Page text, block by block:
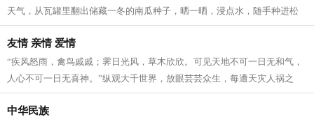
天气，从瓦罐里翻出储藏一冬的南瓜种子，晒一晒，浸点水，随手种进松
软的泥土里。南瓜野性、皮实，对土壤...
友情 亲情 爱情
“疾风怒雨，禽鸟戚戚；霁日光风，草木欣欣。可见天地不可一日无和气，
人心不可一日无喜神。”纵观大千世界，放眼芸芸众生，每遭天灾人祸之
事，每逢生命攸关之际，每遇窘境困...
中华民族